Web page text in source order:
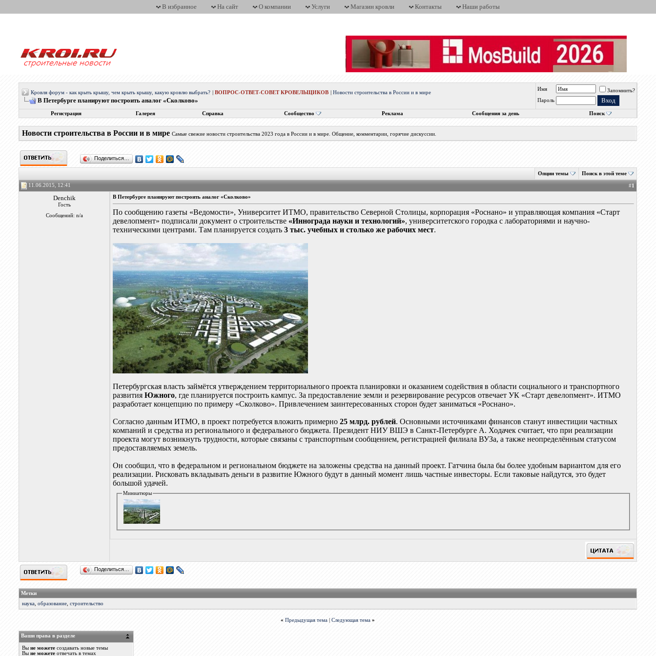
В избранное На сайт О компании Услуги Магазин кровли Контакты Наши работы
Кровля форум - как крыть крышу, чем крыть крышу, какую кровлю выбрать? |ВОПРОС-ОТВЕТ-СОВЕТ КРОВЕЛЬЩИКОВ |Новости строительства в России и в мире
В Петербурге планируют построить аналог «Сколково»
Имя
Запомнить?
Пароль
Регистрация Галерея Справка Сообщество Реклама Сообщения за день Поиск
Новости строительства в России и в мире Самые свежие новости строительства 2023 года в России и в мире. Общение, комментарии, горячие дискуссии.
Поделиться…
Опции темы Поиск в этой теме
11.06.2015, 12:41 #1
Denchik
Гость
Сообщений: n/a
В Петербурге планируют построить аналог «Сколково»
По сообщению газеты «Ведомости», Университет ИТМО, правительство Северной Столицы, корпорация «Роснано» и управляющая компания «Старт
девелопмент» подписали документ о строительстве «Иннограда науки и технологий», университетского городка с лабораториями и научно-
техническими центрами. Там планируется создать3 тыс. учебных и столько же рабочих мест.
Петербургская власть займётся утверждением территориального проекта планировки и оказанием содействия в области социального и транспортного
развитияЮжного, где планируется построить кампус. За предоставление земли и резервирование ресурсов отвечает УК «Старт девелопмент». ИТМО
разработает концепцию по примеру «Сколково». Привлечением заинтересованных сторон будет заниматься «Роснано».
Согласно данным ИТМО, в проект потребуется вложить примерно25 млрд. рублей. Основными источниками финансов станут инвестиции частных
компаний и средства из регионального и федерального бюджета. Президент НИУ ВШЭ в Санкт-Петербурге А. Ходачек считает, что при реализации
проекта могут возникнуть трудности, которые связаны с транспортным сообщением, регистрацией филиала ВУЗа, а также неопределённым статусом
предоставляемых земель.
Он сообщил, что в федеральном и региональном бюджете на заложены средства на данный проект. Гатчина была бы более удобным вариантом для его
реализации. Рисковать вкладывать деньги в развитие Южного будут в данный момент лишь частные инвесторы. Если таковые найдутся, это будет
большой удачей.
Миниатюры
Поделиться…
Метки
наука ,образование ,строительство
« Предыдущая тема |Следующая тема »
Ваши права в разделе
Выне можете создавать новые темы
Выне можете отвечать в темах